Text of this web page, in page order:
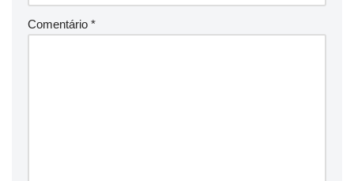
Comentário *